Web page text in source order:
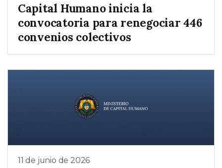
Capital Humano inicia la
convocatoria para renegociar 446
convenios colectivos
11 de junio de 2026